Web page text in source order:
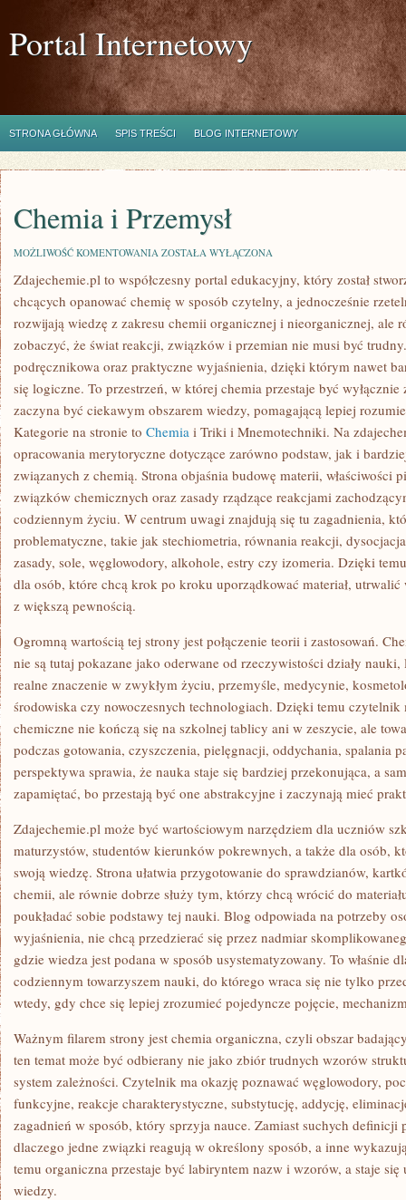
Portal Internetowy
STRONA GŁÓWNA SPIS TREŚCI BLOG INTERNETOWY
Chemia i Przemysł
MOŻLIWOŚĆ KOMENTOWANIA CHEMIA
PRZEMYSŁ
ZOSTAŁA WYŁĄCZONA
Zdajechemie.pl to współczesny portal edukacyjny, który został
chcących opanować chemię w sposób czytelny, a jednocześnie
rozwijają wiedzę z zakresu chemii organicznej i nieorganicznej, ale
zobaczyć, że świat reakcji, związków i przemian nie musi być
podręcznikowa oraz praktyczne wyjaśnienia, dzięki którym nawet
się logiczne. To przestrzeń, w której chemia przestaje być
zaczyna być ciekawym obszarem wiedzy, pomagającą lepiej
Kategorie na stronie to Chemia i Triki i Mnemotechniki. Na
opracowania merytoryczne dotyczące zarówno podstaw, jak i
związanych z chemią. Strona objaśnia budowę materii, właściwości
związków chemicznych oraz zasady rządzące reakcjami
codziennym życiu. W centrum uwagi znajdują się tu zagadnienia,
problematyczne, takie jak stechiometria, równania reakcji,
zasady, sole, węglowodory, alkohole, estry czy izomeria. Dzięki
dla osób, które chcą krok po kroku uporządkować materiał,
z większą pewnością.
Ogromną wartością tej strony jest połączenie teorii i zastosowań.
nie są tutaj pokazane jako oderwane od rzeczywistości działy
realne znaczenie w zwykłym życiu, przemyśle, medycynie,
środowiska czy nowoczesnych technologiach. Dzięki temu czytelnik
chemiczne nie kończą się na szkolnej tablicy ani w zeszycie, ale
podczas gotowania, czyszczenia, pielęgnacji, oddychania, spalania
perspektywa sprawia, że nauka staje się bardziej przekonująca, a
zapamiętać, bo przestają być one abstrakcyjne i zaczynają mieć
Zdajechemie.pl może być wartościowym narzędziem dla uczniów
maturzystów, studentów kierunków pokrewnych, a także dla osób,
swoją wiedzę. Strona ułatwia przygotowanie do sprawdzianów,
chemii, ale równie dobrze służy tym, którzy chcą wrócić do
poukładać sobie podstawy tej nauki. Blog odpowiada na potrzeby
wyjaśnienia, nie chcą przedzierać się przez nadmiar
gdzie wiedza jest podana w sposób usystematyzowany. To właśnie
codziennym towarzyszem nauki, do którego wraca się nie tylko
wtedy, gdy chce się lepiej zrozumieć pojedyncze pojęcie,
Ważnym filarem strony jest chemia organiczna, czyli obszar
ten temat może być odbierany nie jako zbiór trudnych wzorów
system zależności. Czytelnik ma okazję poznawać węglowodory,
funkcyjne, reakcje charakterystyczne, substytucję, addycję,
zagadnień w sposób, który sprzyja nauce. Zamiast suchych definicji
dlaczego jedne związki reagują w określony sposób, a inne
temu organiczna przestaje być labiryntem nazw i wzorów, a staje
wiedzy.